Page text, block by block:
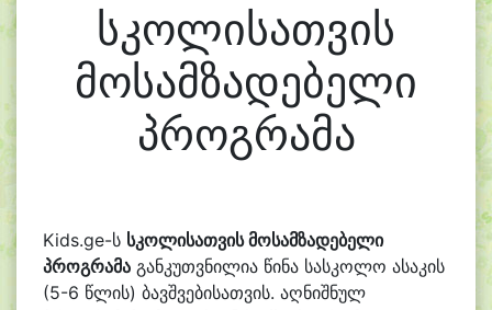
სკოლისათვის
მოსამზადებელი
პროგრამა
Kids.ge-ს სკოლისათვის მოსამზადებელი
პროგრამა განკუთვნილია წინა სასკოლო ასაკის
(5-6 წლის) ბავშვებისათვის. აღნიშნულ